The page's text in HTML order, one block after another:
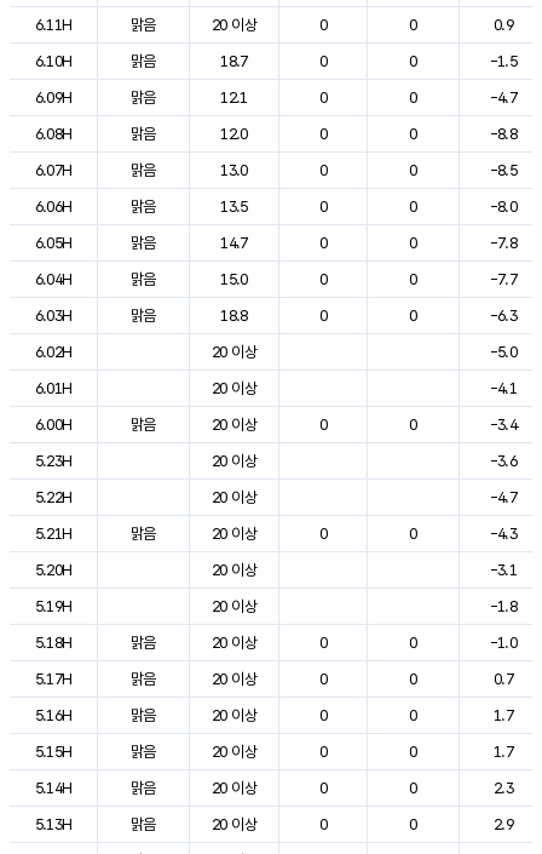
6.11H
맑음 20 이상 0 0
0.9
6.10H
맑음 18.7 0 0
-1.5
6.09H
맑음 12.1 0 0
-4.7
6.08H
맑음 12.0 0 0
-8.8
6.07H
맑음 13.0 0 0
-8.5
6.06H
맑음 13.5 0 0
-8.0
6.05H
맑음 14.7 0 0
-7.8
6.04H
맑음 15.0 0 0
-7.7
6.03H
맑음 18.8 0 0
-6.3
6.02H
20 이상
-5.0
6.01H
20 이상
-4.1
6.00H
맑음 20 이상 0 0
-3.4
5.23H
20 이상
-3.6
5.22H
20 이상
-4.7
5.21H
맑음 20 이상 0 0
-4.3
5.20H
20 이상
-3.1
5.19H
20 이상
-1.8
5.18H
맑음 20 이상 0 0
-1.0
5.17H
맑음 20 이상 0 0
0.7
5.16H
맑음 20 이상 0 0
1.7
5.15H
맑음 20 이상 0 0
1.7
5.14H
맑음 20 이상 0 0
2.3
5.13H
맑음 20 이상 0 0
2.9